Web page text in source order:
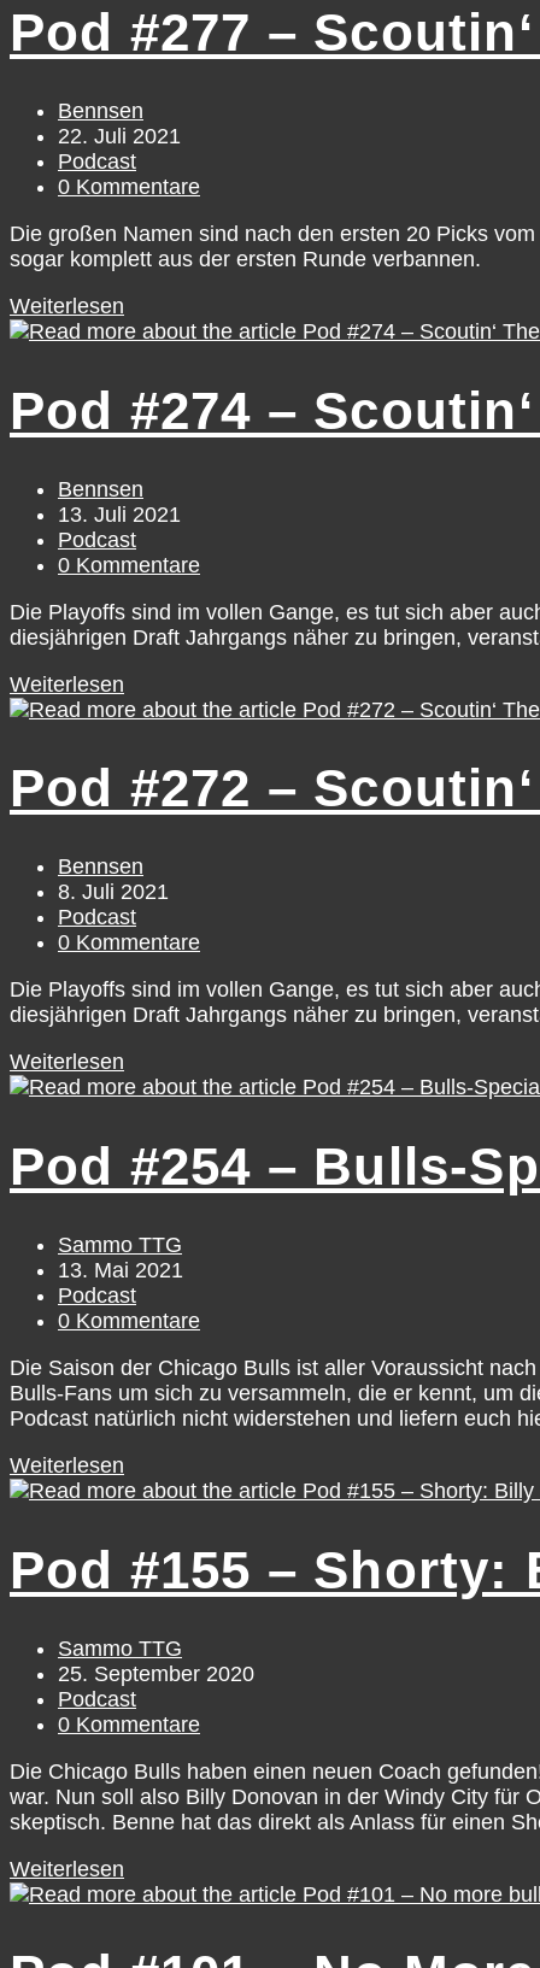
Pod #277 –
Beitrags-
Autor:
Bennsen
Beitrag
veröffentlicht:
22. Juli 2021
Beitrags-
Kategorie:
Podcast
Beitrags-
0 Kommentare
Die großen Namen sind nach den ersten 20 Picks
sogar komplett aus der ersten Runde verbannen.
Weiterlesen
#277
The
Game:
Draft
Picks
21-
30
Pod #274 –
Beitrags-
Autor:
Bennsen
Beitrag
veröffentlicht:
13. Juli 2021
Beitrags-
Kategorie:
Podcast
Beitrags-
0 Kommentare
Die Playoffs sind im vollen Gange, es tut sich aber
diesjährigen Draft Jahrgangs näher zu bringen,
Weiterlesen
#274
The
Game:
Draft
Picks
11-
20
Pod #272 –
Beitrags-
Autor:
Bennsen
Beitrag
veröffentlicht:
8. Juli 2021
Beitrags-
Kategorie:
Podcast
Beitrags-
0 Kommentare
Die Playoffs sind im vollen Gange, es tut sich aber
diesjährigen Draft Jahrgangs näher zu bringen,
Weiterlesen
#272
The
Game:
Draft
Picks
1-
10
Pod #254 – Bulls-
Beitrags-
Autor:
Sammo TTG
Beitrag
veröffentlicht:
13. Mai 2021
Beitrags-
Kategorie:
Podcast
Beitrags-
0 Kommentare
Die Saison der Chicago Bulls ist aller Voraussicht
Bulls-Fans um sich zu versammeln, die er kennt, um
Podcast natürlich nicht widerstehen und liefern euch
Weiterlesen
#254
Special
mit
Marbeiter
Pod #155 –
Beitrags-
Autor:
Sammo TTG
Beitrag
veröffentlicht:
25. September 2020
Beitrags-
Kategorie:
Podcast
Beitrags-
0 Kommentare
Die Chicago Bulls haben einen neuen Coach
war. Nun soll also Billy Donovan in der Windy City für
skeptisch. Benne hat das direkt als Anlass für einen
Weiterlesen
#155